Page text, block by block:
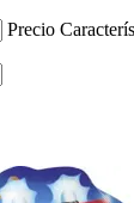
Precio